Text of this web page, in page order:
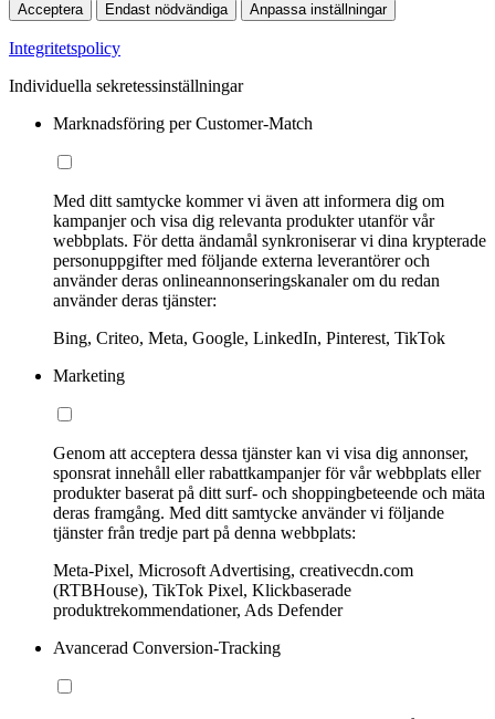
Acceptera Endast nödvändiga Anpassa inställningar
Integritetspolicy
Individuella sekretessinställningar
Marknadsföring per Customer-Match
Med ditt samtycke kommer vi även att informera dig om
kampanjer och visa dig relevanta produkter utanför vår
webbplats. För detta ändamål synkroniserar vi dina krypterade
personuppgifter med följande externa leverantörer och
använder deras onlineannonseringskanaler om du redan
använder deras tjänster:
Bing, Criteo, Meta, Google, LinkedIn, Pinterest, TikTok
Marketing
Genom att acceptera dessa tjänster kan vi visa dig annonser,
sponsrat innehåll eller rabattkampanjer för vår webbplats eller
produkter baserat på ditt surf- och shoppingbeteende och mäta
deras framgång. Med ditt samtycke använder vi följande
tjänster från tredje part på denna webbplats:
Meta-Pixel, Microsoft Advertising, creativecdn.com
(RTBHouse), TikTok Pixel, Klickbaserade
produktrekommendationer, Ads Defender
Avancerad Conversion-Tracking